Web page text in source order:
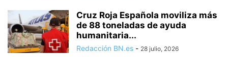
Cruz Roja Española moviliza más
de 88 toneladas de ayuda
humanitaria...
Redacción BN.es - 28 julio, 2026